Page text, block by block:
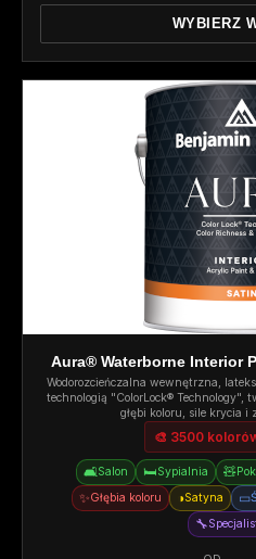
WYBIERZ
Aura® Waterborne Interior
Wodorozcieńczalna wewnętrzna,
technologią "ColorLock® Technology",
głębi koloru, sile krycia i
🎨 3500
🛋️Salon 🛏️Sypialnia 🧸
✨Głębia koloru ◑Satyna ▭
🔧